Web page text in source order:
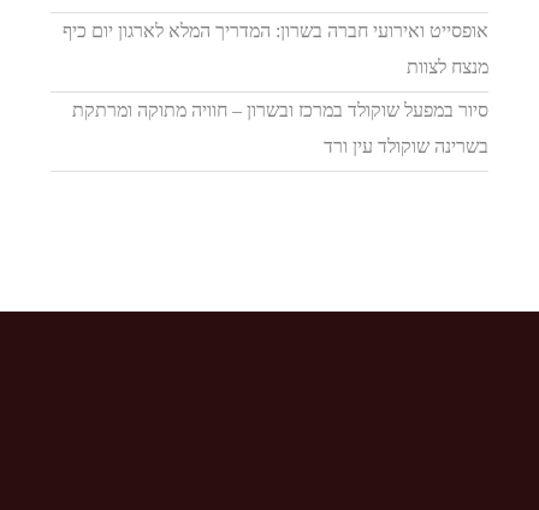
אופסייט ואירועי חברה בשרון: המדריך המלא לארגון יום כיף
מנצח לצוות
סיור במפעל שוקולד במרכז ובשרון – חוויה מתוקה ומרתקת
בשרינה שוקולד עין ורד